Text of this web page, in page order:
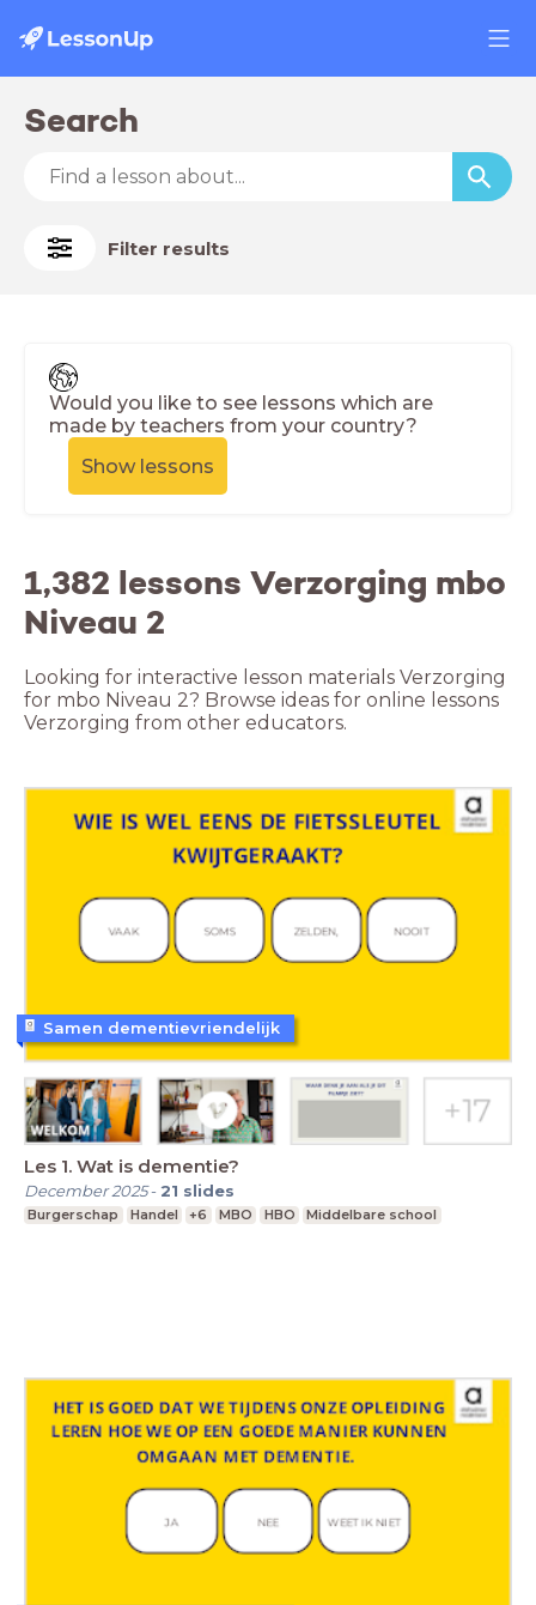
Search
Filter results
Would you like to see lessons which are
made by teachers from your country?
Show lessons
1,382 lessons Verzorging mbo
Niveau 2
Looking for interactive lesson materials Verzorging
for mbo Niveau 2? Browse ideas for online lessons
Verzorging from other educators.
Les 1. Wat is dementie?
December 2025- 21 slides
Burgerschap Handel +6 MBO HBO Middelbare school
Samen dementievriendelijk